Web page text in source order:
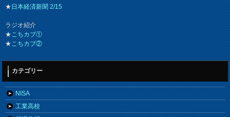
★日本経済新聞 2/15
ラジオ紹介
★こちカブ①
★こちカブ②
カテゴリー
NISA
工業高校